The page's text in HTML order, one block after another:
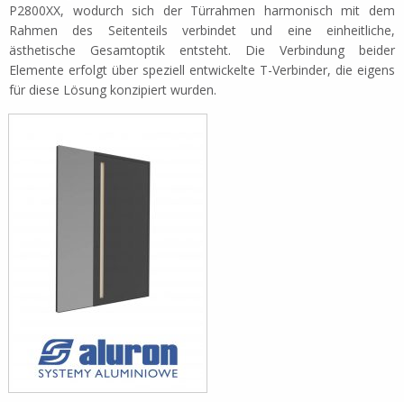
P2800XX, wodurch sich der Türrahmen harmonisch mit dem
Rahmen des Seitenteils verbindet und eine einheitliche,
ästhetische Gesamtoptik entsteht. Die Verbindung beider
Elemente erfolgt über speziell entwickelte T-Verbinder, die eigens
für diese Lösung konzipiert wurden.